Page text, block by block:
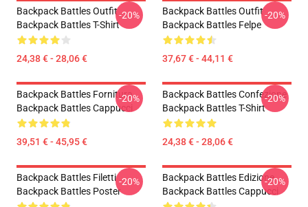
Backpack Battles Outfit
Backpack Battles T-Shirt
24,38 € - 28,06 €
-20%
Backpack Battles Outfit
Backpack Battles Felpe
37,67 € - 44,11 €
-20%
Backpack Battles Fornitura
Backpack Battles Cappucci
39,51 € - 45,95 €
-20%
Backpack Battles Confezione
Backpack Battles T-Shirt
24,38 € - 28,06 €
-20%
Backpack Battles Filetti
Backpack Battles Poster
-20%
Backpack Battles Edizione
Backpack Battles Cappucci
-20%